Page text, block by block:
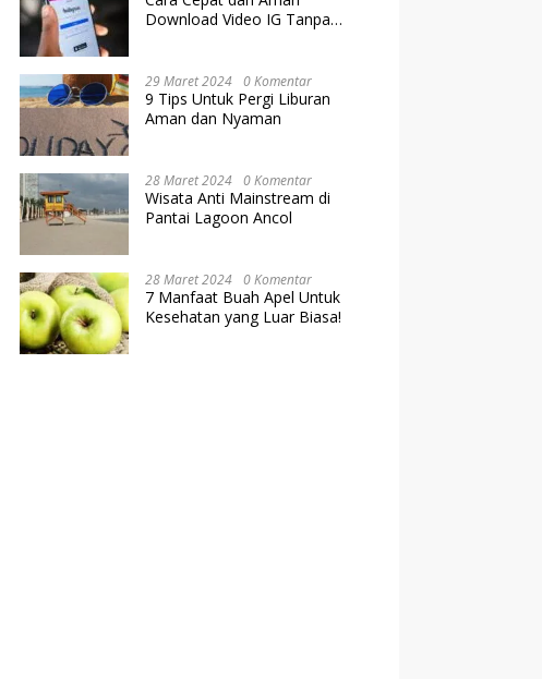
Download Video IG Tanpa
29 Maret 2024 0 Komentar
9 Tips Untuk Pergi Liburan
Aman dan Nyaman
28 Maret 2024 0 Komentar
Wisata Anti Mainstream di
Pantai Lagoon Ancol
28 Maret 2024 0 Komentar
7 Manfaat Buah Apel Untuk
Kesehatan yang Luar Biasa!